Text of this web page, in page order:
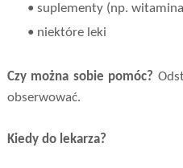
• suplementy (np.
• niektóre leki
Czy można sobie pomóc?
obserwować.
Kiedy do lekarza?